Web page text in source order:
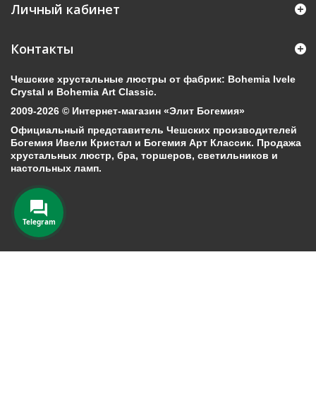
Личный кабинет
Контакты
Чешские хрустальные люстры от фабрик: Bohemia Ivele
Crystal и Bohemia Art Classic.
2009-2026 © Интернет-магазин «Элит Богемия»
Официальный представитель Чешских производителей
Богемия Ивели Кристал и Богемия Арт Классик. Продажа
хрустальных люстр, бра, торшеров, светильников и
настольных ламп.
Telegram